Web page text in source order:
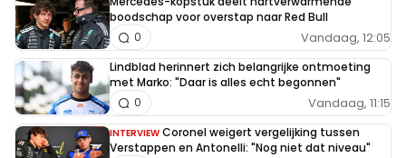
boodschap voor overstap naar Red Bull
Vandaag, 12:05
0
Lindblad herinnert zich belangrijke ontmoeting
met Marko: "Daar is alles echt begonnen"
Vandaag, 11:15
0
INTERVIEW Coronel weigert vergelijking tussen
Verstappen en Antonelli: "Nog niet dat niveau"